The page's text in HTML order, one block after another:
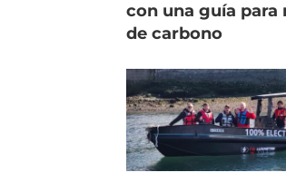
con una guía para
de carbono